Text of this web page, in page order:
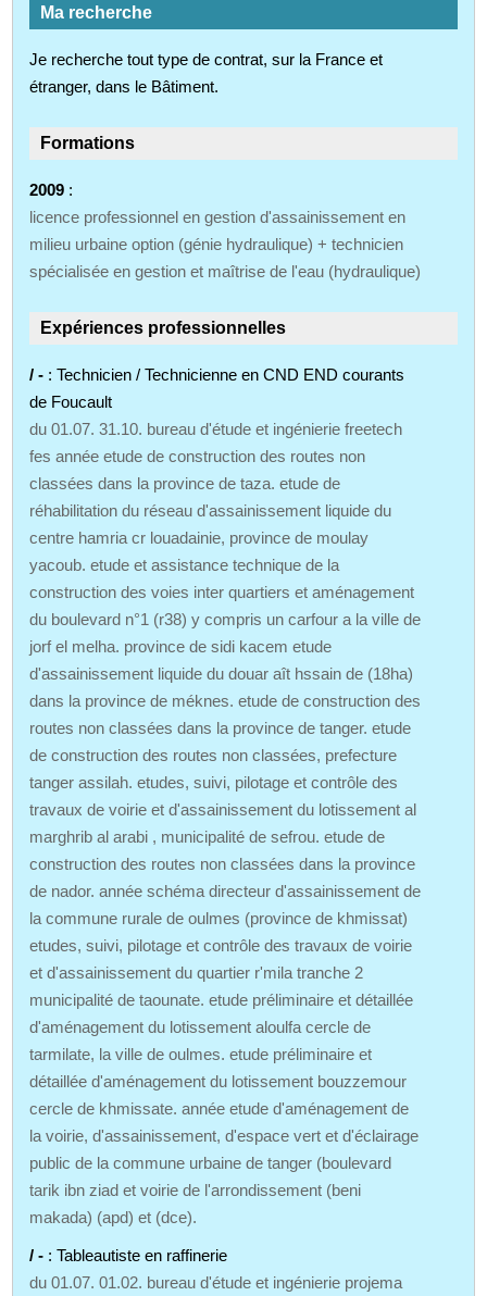
Ma recherche
Je recherche tout type de contrat, sur la France et
étranger, dans le Bâtiment.
Formations
2009 :
licence professionnel en gestion d'assainissement en
milieu urbaine option (génie hydraulique) + technicien
spécialisée en gestion et maîtrise de l'eau (hydraulique)
Expériences professionnelles
/ - : Technicien / Technicienne en CND END courants
de Foucault
du 01.07. 31.10. bureau d'étude et ingénierie freetech
fes année etude de construction des routes non
classées dans la province de taza. etude de
réhabilitation du réseau d'assainissement liquide du
centre hamria cr louadainie, province de moulay
yacoub. etude et assistance technique de la
construction des voies inter quartiers et aménagement
du boulevard n°1 (r38) y compris un carfour a la ville de
jorf el melha. province de sidi kacem etude
d'assainissement liquide du douar aît hssain de (18ha)
dans la province de méknes. etude de construction des
routes non classées dans la province de tanger. etude
de construction des routes non classées, prefecture
tanger assilah. etudes, suivi, pilotage et contrôle des
travaux de voirie et d'assainissement du lotissement al
marghrib al arabi , municipalité de sefrou. etude de
construction des routes non classées dans la province
de nador. année schéma directeur d'assainissement de
la commune rurale de oulmes (province de khmissat)
etudes, suivi, pilotage et contrôle des travaux de voirie
et d'assainissement du quartier r'mila tranche 2
municipalité de taounate. etude préliminaire et détaillée
d'aménagement du lotissement aloulfa cercle de
tarmilate, la ville de oulmes. etude préliminaire et
détaillée d'aménagement du lotissement bouzzemour
cercle de khmissate. année etude d'aménagement de
la voirie, d'assainissement, d'espace vert et d'éclairage
public de la commune urbaine de tanger (boulevard
tarik ibn ziad et voirie de l'arrondissement (beni
makada) (apd) et (dce).
/ - : Tableautiste en raffinerie
du 01.07. 01.02. bureau d'étude et ingénierie projema